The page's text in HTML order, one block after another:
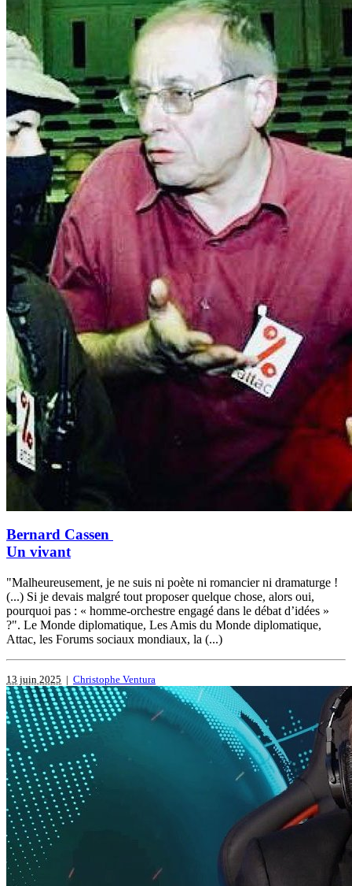
Bernard Cassen
Un vivant
"Malheureusement, je ne suis ni poète ni romancier ni dramaturge !
(...) Si je devais malgré tout proposer quelque chose, alors oui,
pourquoi pas : « homme-orchestre engagé dans le débat d’idées »
?". Le Monde diplomatique, Les Amis du Monde diplomatique,
Attac, les Forums sociaux mondiaux, la (...)
13 juin 2025 | Christophe Ventura